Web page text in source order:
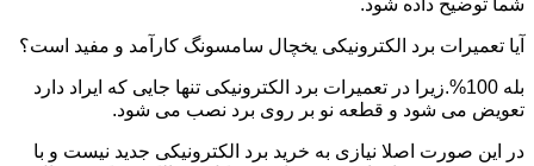
شما توضیح داده شود.
آیا تعمیرات برد الکترونیکی یخچال سامسونگ کارآمد و مفید است؟
بله 100%.زیرا در تعمیرات برد الکترونیکی تنها جایی که ایراد دارد
تعویض می شود و قطعه نو بر روی برد نصب می شود.
در این صورت اصلا نیازی به خرید برد الکترونیکی جدید نیست و با